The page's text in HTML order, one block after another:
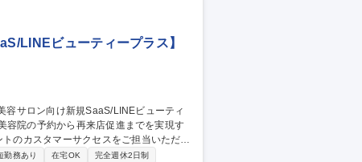
LINEビューティープラス】
のカスタマーサクセスをご担当いただき
勤務あり 在宅OK
完全週休2日制